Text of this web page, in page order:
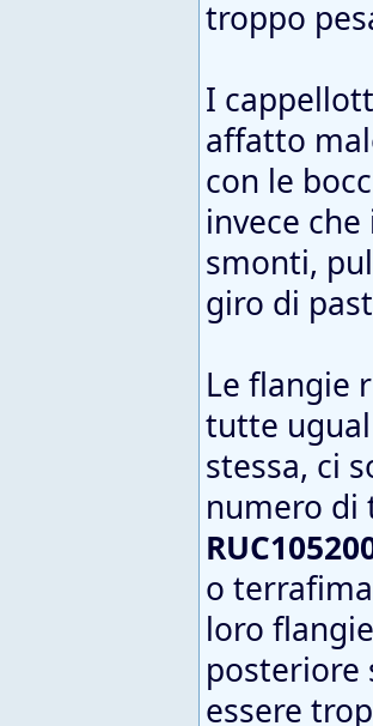
troppo
I
affatto
con le
invece
smonti,
giro di
Le flangie
tutte
stessa, ci
numero
o
loro
posteriore
essere